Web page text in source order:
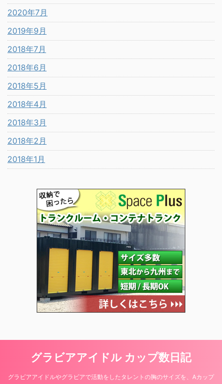
2020年7月
2019年9月
2018年7月
2018年6月
2018年5月
2018年4月
2018年3月
2018年2月
2018年1月
グラビアアイドル カップ数日記
グラビアアイドルやグラビアで活動をしたタレントの胸のサイズを、Aカップ